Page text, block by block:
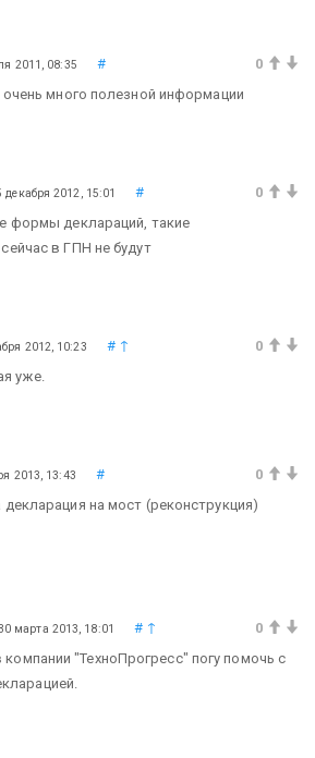
2011, 08:35 #
0
очень много полезной информации
декабря 2012, 15:01 #
0
формы деклараций, такие
в ГПН не будут
2012, 10:23 # ↑
0
уже.
2013, 13:43 #
0
на мост (реконструкция)
марта 2013, 18:01 # ↑
0
"ТехноПрогресс" погу помочь с